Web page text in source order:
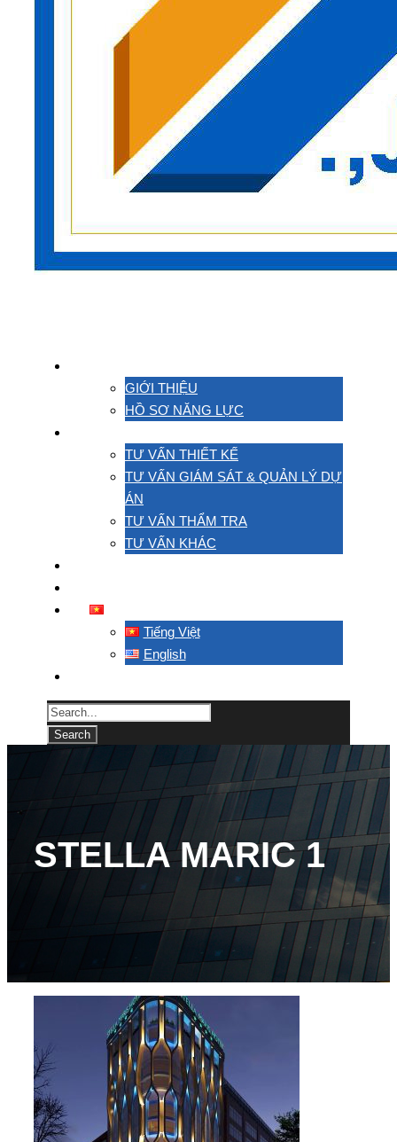
GIỚI THIỆU
HỒ SƠ NĂNG LỰC
TƯ VẤN THIẾT KẾ
TƯ VẤN GIÁM SÁT & QUẢN LÝ DỰ
ÁN
TƯ VẤN THẨM TRA
TƯ VẤN KHÁC
Tiếng Việt
English
STELLA MARIC 1